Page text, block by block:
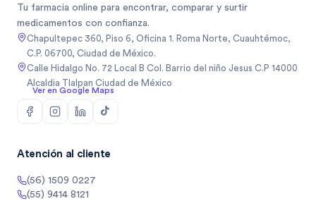
Tu farmacia online para encontrar, comparar y surtir
medicamentos con confianza.
Chapultepec 360, Piso 6, Oficina 1. Roma Norte, Cuauhtémoc,
C.P. 06700, Ciudad de México.
Calle Hidalgo No. 72 Local B Col. Barrio del niño Jesus C.P 14000
Alcaldia Tlalpan Ciudad de México
Ver en Google Maps
Atención al cliente
(56) 1509 0227
(55) 9414 8121